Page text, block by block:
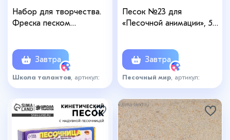
Набор для творчества.
Фреска песком
Завтра
Школа талантов , артикул:
1781798
Песок №23 для
«Песочной анимации», 500
Завтра
Песочный мир , артикул:
3562434